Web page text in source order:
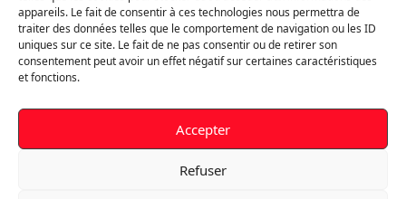
appareils. Le fait de consentir à ces technologies nous permettra de
traiter des données telles que le comportement de navigation ou les ID
uniques sur ce site. Le fait de ne pas consentir ou de retirer son
consentement peut avoir un effet négatif sur certaines caractéristiques
et fonctions.
Accepter
Refuser
Informations personnelles
Commandes